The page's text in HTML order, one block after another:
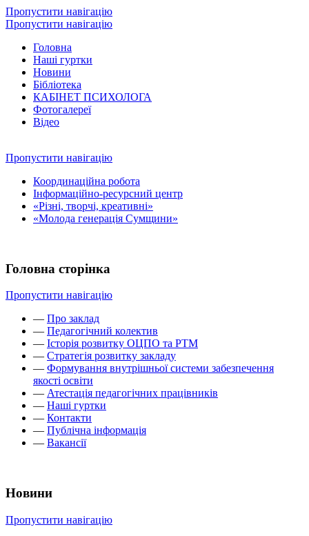
Пропустити навігацію
Пропустити навігацію
Головна
Наші гуртки
Новини
Бібліотека
КАБІНЕТ ПСИХОЛОГА
Фотогалереї
Відео
Пропустити навігацію
Координаційна робота
Інформаційно-ресурсний центр
«Різні, творчі, креативні»
«Молода генерація Сумщини»
Головна сторінка
Пропустити навігацію
— Про заклад
— Педагогічний колектив
— Історія розвитку ОЦПО та РТМ
— Стратегія розвитку закладу
— Формування внутрішньої системи забезпечення
якості освіти
— Атестація педагогічних працівників
— Наші гуртки
— Контакти
— Публічна інформація
— Вакансії
Новини
Пропустити навігацію